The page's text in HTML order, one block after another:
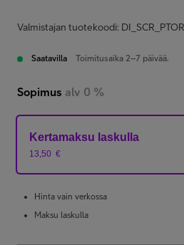
Valmistajan tuotekoodi:
Saatavilla Toimitusaika 2–7 päivää.
Sopimus alv 0 %
Kertamaksu laskulla
13,50 €
Hinta vain verkossa
Maksu laskulla